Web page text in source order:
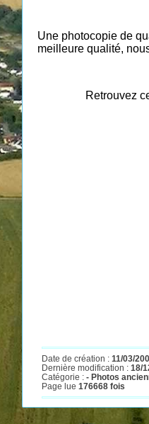
Une photocopie de
meilleure qualité,
Retrouvez ces
Date de création : 11/03/
Dernière modification : 18/
Catégorie : - Photos
Page lue 176668 fois